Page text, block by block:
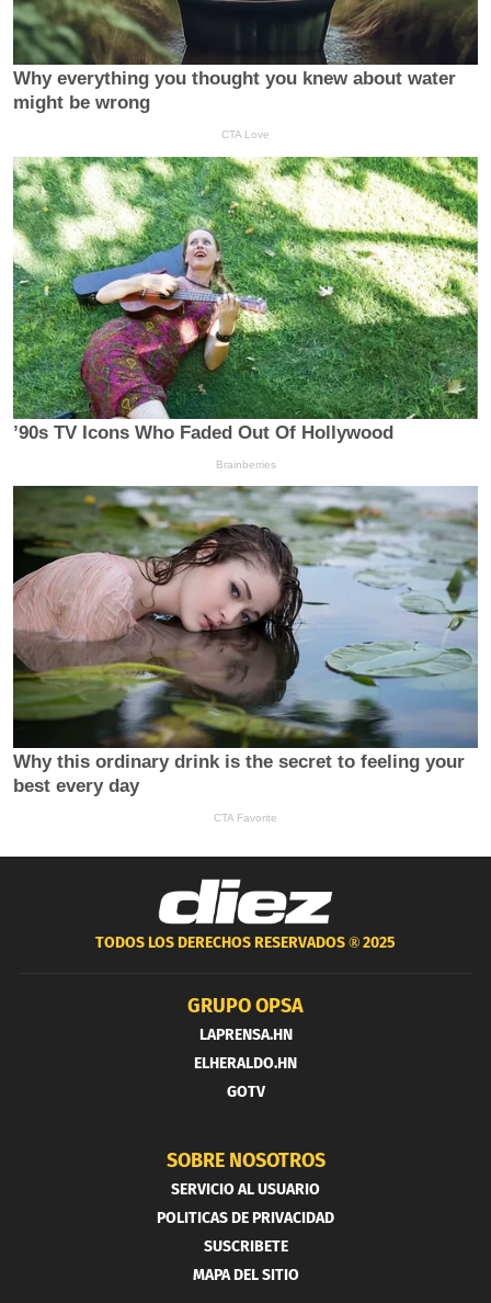
TODOS LOS DERECHOS RESERVADOS ®2025
GRUPO OPSA
LAPRENSA.HN
ELHERALDO.HN
GOTV
SOBRE NOSOTROS
SERVICIO AL USUARIO
POLITICAS DE PRIVACIDAD
SUSCRIBETE
MAPA DEL SITIO